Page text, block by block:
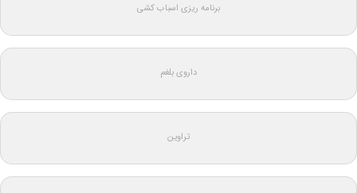
برنامه ریزی اسباب کشی
داروی بلغم
تراوین